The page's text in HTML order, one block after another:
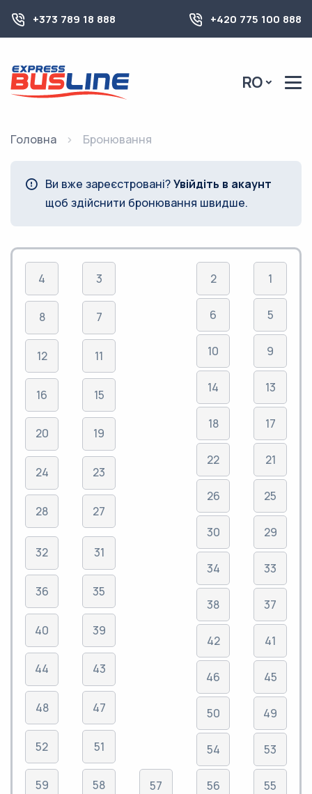
+373 789 18 888 +420 775 100 888
RO
Головна Бронювання
Ви вже зареєстровані?Увійдіть в акаунт
щоб здійснити бронювання швидше.
4
8
12
16
20
24
28
32
36
40
44
48
52
59
3
7
11
15
19
23
27
31
35
39
43
47
51
58 57
2
6
10
14
18
22
26
30
34
38
42
46
50
54
56
1
5
9
13
17
21
25
29
33
37
41
45
49
53
55